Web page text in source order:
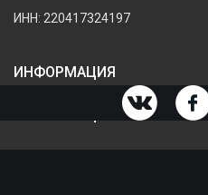
ИНН: 220417324197
ИНФОРМАЦИЯ
ИНФОРМАЦИЯ О МАГАЗИНЕ